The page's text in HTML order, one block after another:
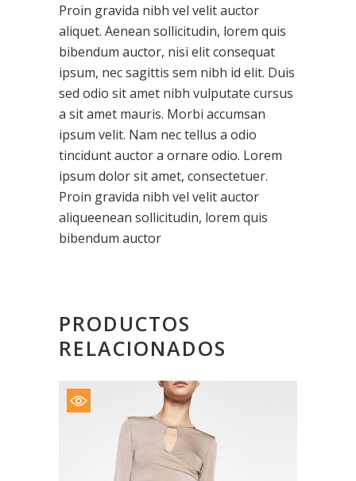
Proin gravida nibh vel velit auctor
aliquet. Aenean sollicitudin, lorem quis
bibendum auctor, nisi elit consequat
ipsum, nec sagittis sem nibh id elit. Duis
sed odio sit amet nibh vulputate cursus
a sit amet mauris. Morbi accumsan
ipsum velit. Nam nec tellus a odio
tincidunt auctor a ornare odio. Lorem
ipsum dolor sit amet, consectetuer.
Proin gravida nibh vel velit auctor
aliqueenean sollicitudin, lorem quis
bibendum auctor
PRODUCTOS
RELACIONADOS